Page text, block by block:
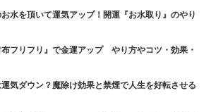
お水を頂いて運気アップ！開運『お水取り』のやり
布フリフリ』で金運アップ やり方やコツ・効果・
運気ダウン？魔除け効果と禁煙で人生を好転させる